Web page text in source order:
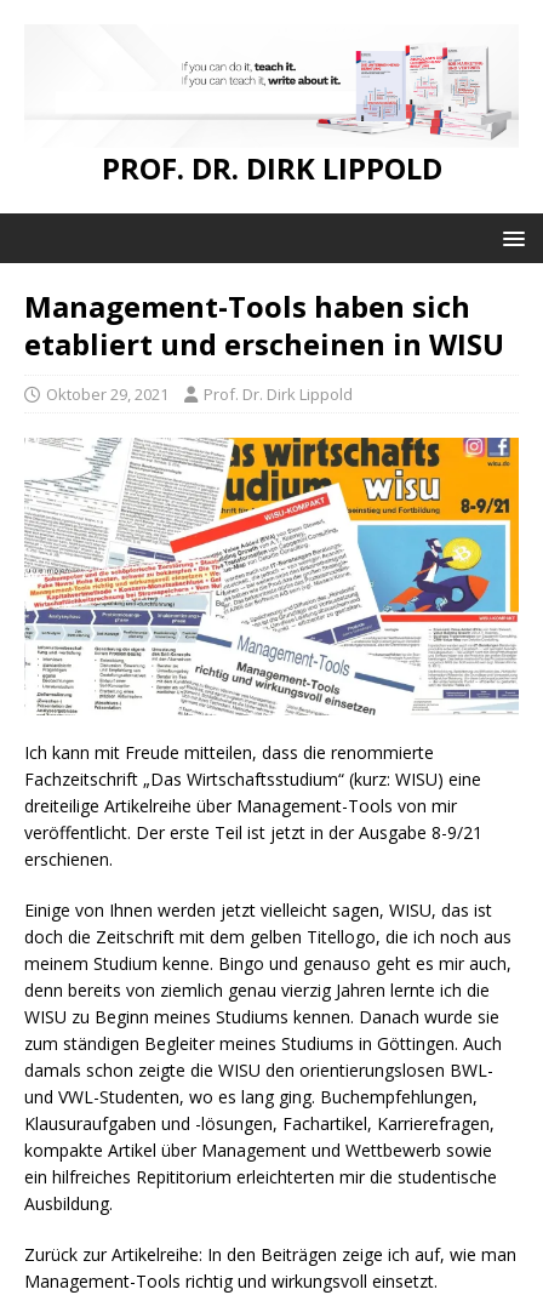
PROF. DR. DIRK LIPPOLD
Management-Tools haben sich
etabliert und erscheinen in WISU
Oktober 29, 2021 Prof. Dr. Dirk Lippold
Ich kann mit Freude mitteilen, dass die renommierte
Fachzeitschrift „Das Wirtschaftsstudium“ (kurz: WISU) eine
dreiteilige Artikelreihe über Management-Tools von mir
veröffentlicht. Der erste Teil ist jetzt in der Ausgabe 8-9/21
erschienen.
Einige von Ihnen werden jetzt vielleicht sagen, WISU, das ist
doch die Zeitschrift mit dem gelben Titellogo, die ich noch aus
meinem Studium kenne. Bingo und genauso geht es mir auch,
denn bereits von ziemlich genau vierzig Jahren lernte ich die
WISU zu Beginn meines Studiums kennen. Danach wurde sie
zum ständigen Begleiter meines Studiums in Göttingen. Auch
damals schon zeigte die WISU den orientierungslosen BWL-
und VWL-Studenten, wo es lang ging. Buchempfehlungen,
Klausuraufgaben und -lösungen, Fachartikel, Karrierefragen,
kompakte Artikel über Management und Wettbewerb sowie
ein hilfreiches Repititorium erleichterten mir die studentische
Ausbildung.
Zurück zur Artikelreihe: In den Beiträgen zeige ich auf, wie man
Management-Tools richtig und wirkungsvoll einsetzt.